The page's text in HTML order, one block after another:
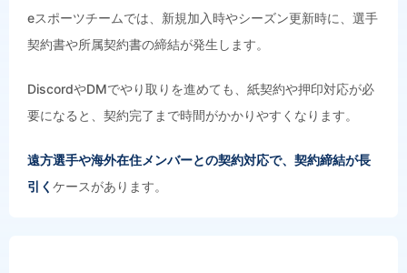
eスポーツチームでは、新規加入時やシーズン更新時に、選手
契約書や所属契約書の締結が発生します。
DiscordやDMでやり取りを進めても、紙契約や押印対応が必
要になると、契約完了まで時間がかかりやすくなります。
遠方選手や海外在住メンバーとの契約対応で、契約締結が長
引く ケースがあります。